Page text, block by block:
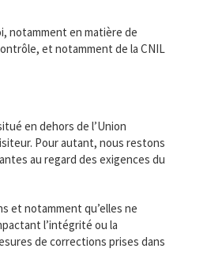
notamment en matière de
et notamment de la CNIL
en dehors de l’Union
Pour autant, nous restons
au regard des exigences du
et notamment qu’elles ne
l’intégrité ou la
de corrections prises dans